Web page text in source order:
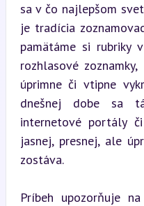
sa v čo najlepšom
je tradícia
pamätáme si rubriky
rozhlasové
úprimne či vtipne
dnešnej dobe sa
internetové portály
jasnej, presnej, ale
zostáva.
Príbeh upozorňuje